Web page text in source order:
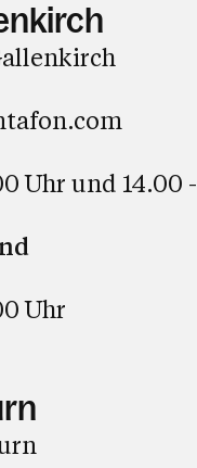
Uhr und 14.00 -
Uhr